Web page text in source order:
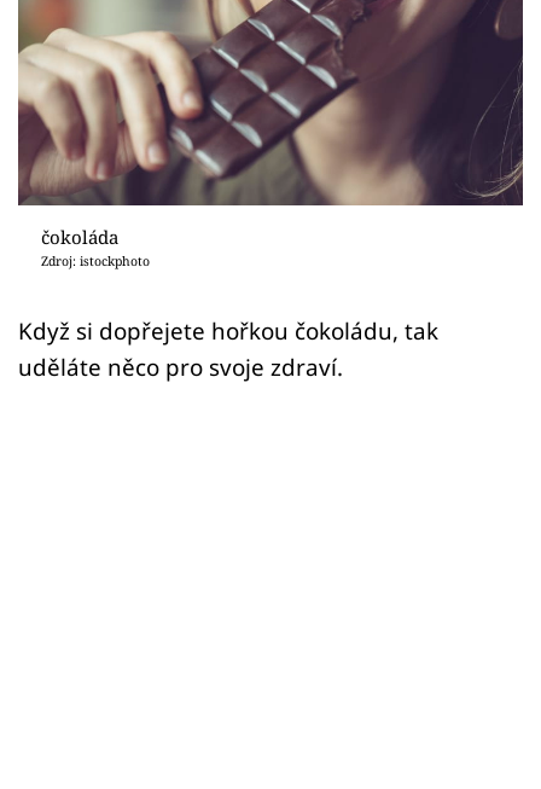
Sledujte prima+
Přihlášení
Sledujte nás
čokoláda
Zdroj: istockphoto
Když si dopřejete hořkou čokoládu, tak
uděláte něco pro svoje zdraví.